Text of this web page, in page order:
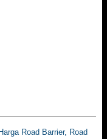
Road Barrier, Road